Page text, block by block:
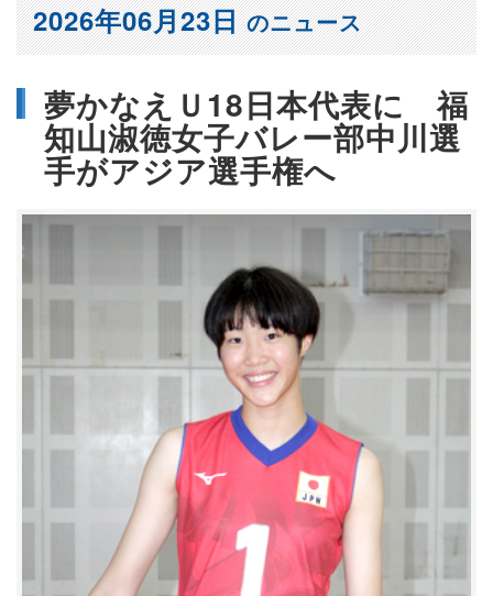
夢かなえＵ18日本代表に 福
知山淑徳女子バレー部中川選
手がアジア選手権へ
2026年06月23日のニュース